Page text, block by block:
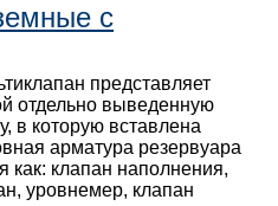
с
представляет
отдельно выведенную
в которую вставлена
арматура резервуара
как: клапан наполнения,
уровнемер, клапан